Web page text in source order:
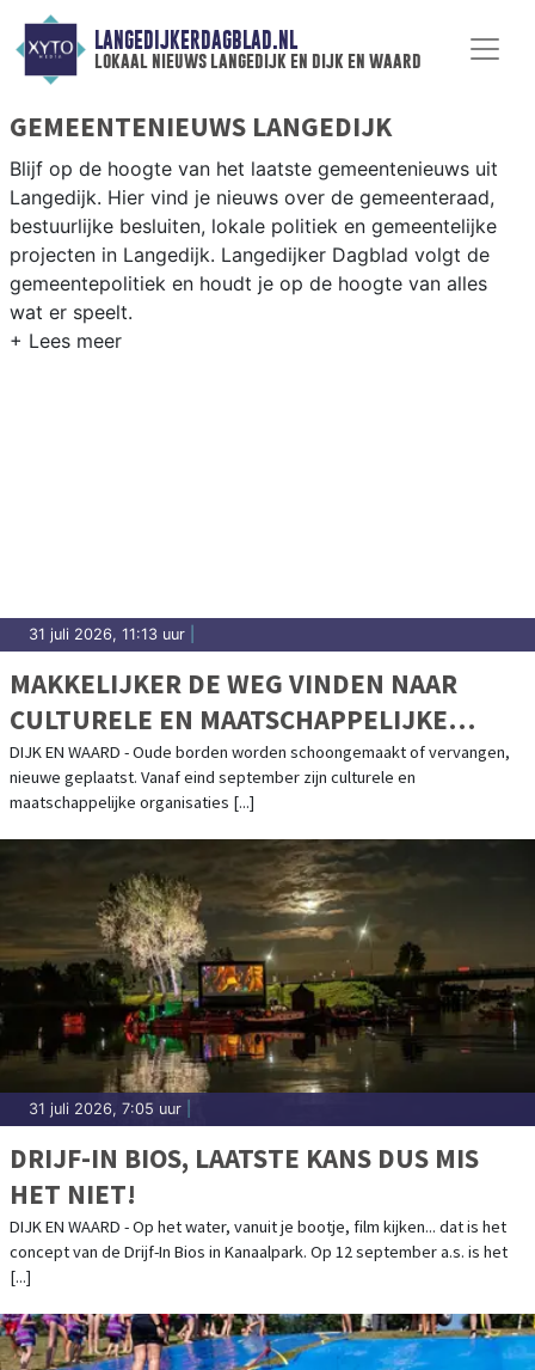
LANGEDIJKERDAGBLAD.NL
lokaal nieuws langedijk en dijk en waard
GEMEENTENIEUWS LANGEDIJK
Blijf op de hoogte van het laatste gemeentenieuws uit
Langedijk. Hier vind je nieuws over de gemeenteraad,
bestuurlijke besluiten, lokale politiek en gemeentelijke
projecten in Langedijk. Langedijker Dagblad volgt de
gemeentepolitiek en houdt je op de hoogte van alles
wat er speelt.
31 juli 2026, 11:13 uur
MAKKELIJKER DE WEG VINDEN NAAR
CULTURELE EN MAATSCHAPPELIJKE
ORGANISATIES
DIJK EN WAARD - Oude borden worden schoongemaakt of vervangen,
nieuwe geplaatst. Vanaf eind september zijn culturele en
maatschappelijke organisaties [...]
31 juli 2026, 7:05 uur
DRIJF-IN BIOS, LAATSTE KANS DUS MIS
HET NIET!
DIJK EN WAARD - Op het water, vanuit je bootje, film kijken... dat is het
concept van de Drijf-In Bios in Kanaalpark. Op 12 september a.s. is het
[...]